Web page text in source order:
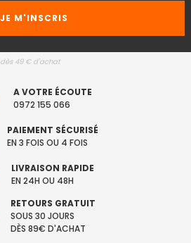
dès 49 € d'achat
A VOTRE ÉCOUTE
0972 155 066
PAIEMENT SÉCURISÉ
EN 3 FOIS OU 4 FOIS
LIVRAISON RAPIDE
EN 24H OU 48H
RETOURS GRATUIT
SOUS 30 JOURS
DÈS 89€ D'ACHAT